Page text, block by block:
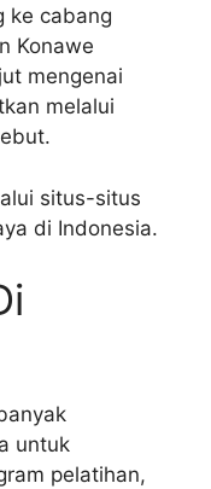
ke cabang
Konawe
mengenai
melalui
situs-situs
di Indonesia.
untuk
pelatihan,